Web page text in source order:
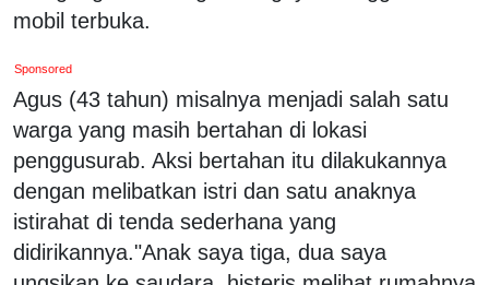
mobil terbuka.
Sponsored
Agus (43 tahun) misalnya menjadi salah satu
warga yang masih bertahan di lokasi
penggusurab. Aksi bertahan itu dilakukannya
dengan melibatkan istri dan satu anaknya
istirahat di tenda sederhana yang
didirikannya."Anak saya tiga, dua saya